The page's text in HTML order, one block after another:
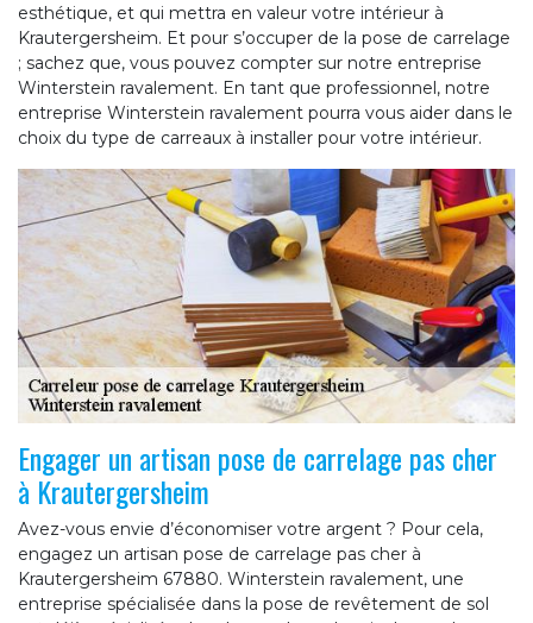
esthétique, et qui mettra en valeur votre intérieur à
Krautergersheim. Et pour s’occuper de la pose de carrelage
; sachez que, vous pouvez compter sur notre entreprise
Winterstein ravalement. En tant que professionnel, notre
entreprise Winterstein ravalement pourra vous aider dans le
choix du type de carreaux à installer pour votre intérieur.
Engager un artisan pose de carrelage pas cher
à Krautergersheim
Avez-vous envie d’économiser votre argent ? Pour cela,
engagez un artisan pose de carrelage pas cher à
Krautergersheim 67880. Winterstein ravalement, une
entreprise spécialisée dans la pose de revêtement de sol